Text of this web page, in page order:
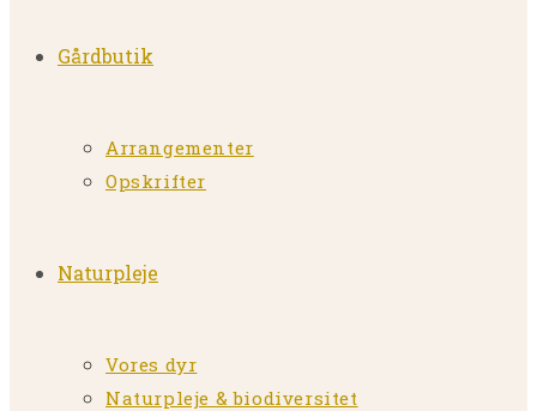
Gårdbutik
Arrangementer
Opskrifter
Naturpleje
Vores dyr
Naturpleje & biodiversitet